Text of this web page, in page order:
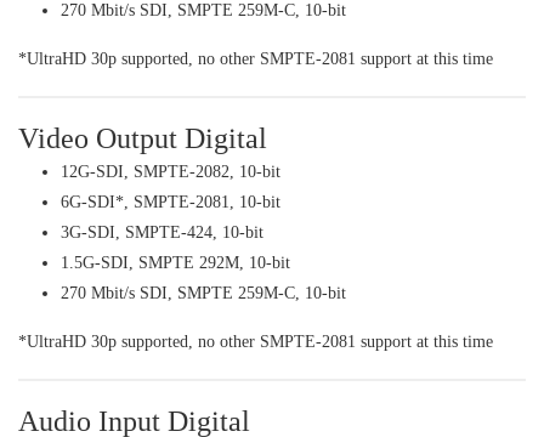
270 Mbit/s SDI, SMPTE 259M-C, 10-bit
*UltraHD 30p supported, no other SMPTE-2081 support at this time
Video Output Digital
12G-SDI, SMPTE-2082, 10-bit
6G-SDI*, SMPTE-2081, 10-bit
3G-SDI, SMPTE-424, 10-bit
1.5G-SDI, SMPTE 292M, 10-bit
270 Mbit/s SDI, SMPTE 259M-C, 10-bit
*UltraHD 30p supported, no other SMPTE-2081 support at this time
Audio Input Digital